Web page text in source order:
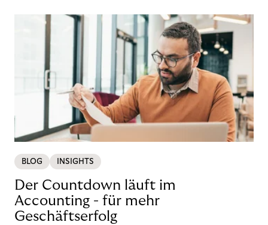
BLOG INSIGHTS
Der Countdown läuft im
Accounting - für mehr
Geschäftserfolg